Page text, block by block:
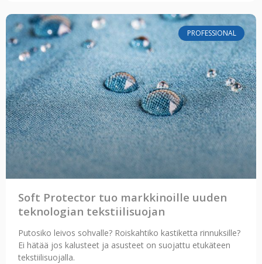
PROFESSIONAL
Soft Protector tuo markkinoille uuden
teknologian tekstiilisuojan
Putosiko leivos sohvalle? Roiskahtiko kastiketta rinnuksille?
Ei hätää jos kalusteet ja asusteet on suojattu etukäteen
tekstiilisuojalla.